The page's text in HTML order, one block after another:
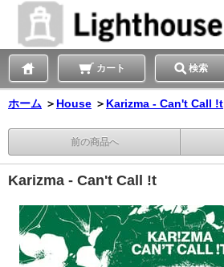
カート 検索
ホーム ＞ House ＞ Karizma - Can't Call !t
前の商品へ
Karizma - Can't Call !t